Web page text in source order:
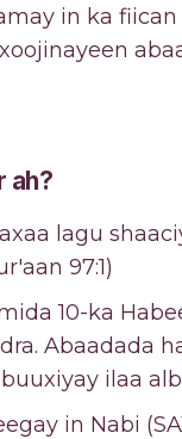
in ka fiican
ah?
lagu
97:1)
10-ka
Abaadada
ilaa
in Nabi